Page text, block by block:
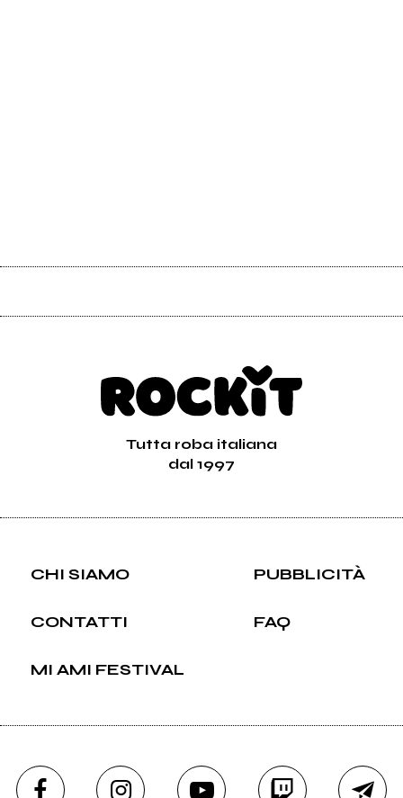
Tutta roba italiana
dal 1997
CHI SIAMO PUBBLICITÀ
CONTATTI FAQ
MI AMI FESTIVAL